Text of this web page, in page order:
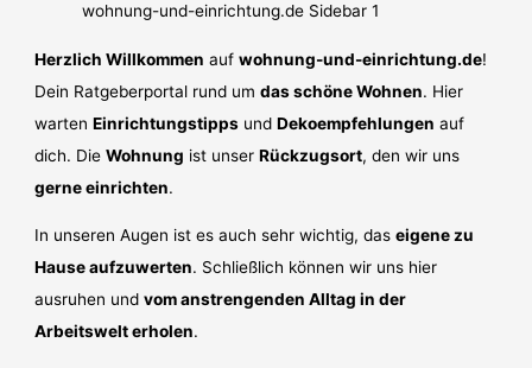
Herzlich Willkommen aufwohnung-und-einrichtung.de!
Dein Ratgeberportal rund umdas schöne Wohnen. Hier
wartenEinrichtungstipps undDekoempfehlungen auf
dich. DieWohnung ist unserRückzugsort, den wir uns
gerne einrichten.
In unseren Augen ist es auch sehr wichtig, daseigene zu
Hause aufzuwerten. Schließlich können wir uns hier
ausruhen undvom anstrengenden Alltag in der
Arbeitswelt erholen.